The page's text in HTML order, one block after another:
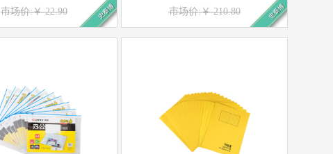
市场价:￥ 22.90 史泰博 市场价:￥ 210.80 史泰博